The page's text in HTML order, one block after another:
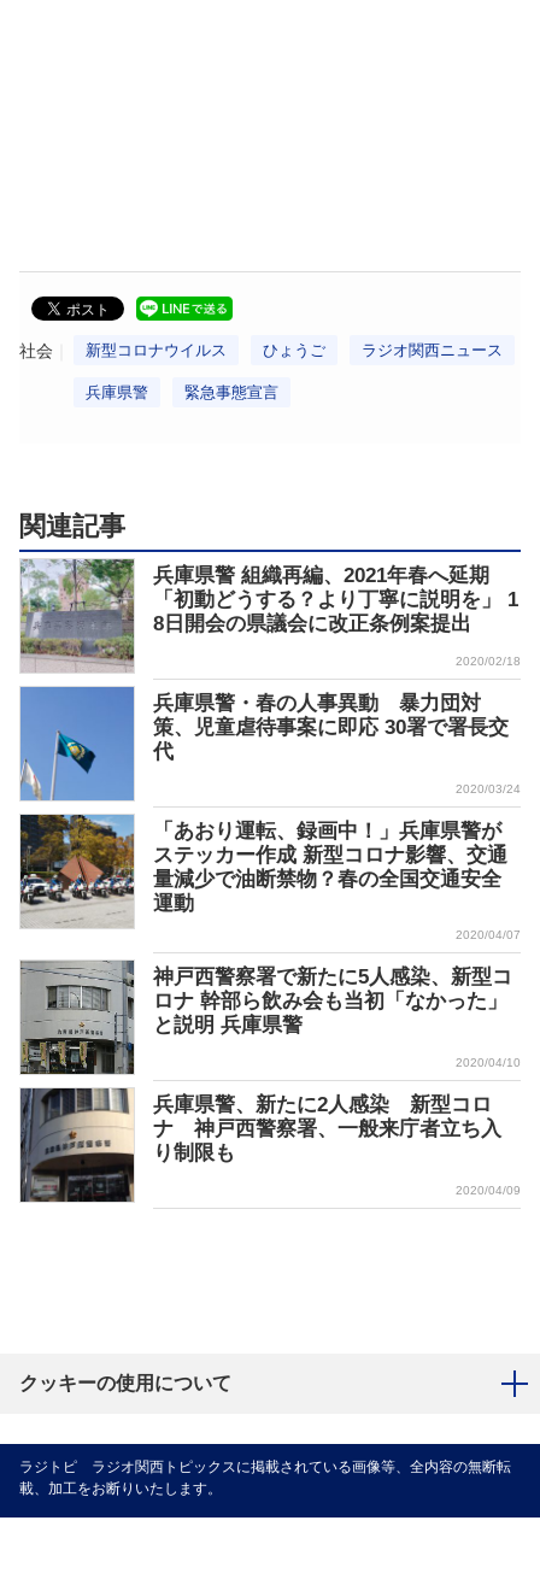
社会 新型コロナウイルス ひょうご ラジオ関西ニュース
兵庫県警 緊急事態宣言
関連記事
兵庫県警 組織再編、2021年春へ延期
「初動どうする？より丁寧に説明を」 1
8日開会の県議会に改正条例案提出
2020/02/18
兵庫県警・春の人事異動 暴力団対
策、児童虐待事案に即応 30署で署長交
代
2020/03/24
「あおり運転、録画中！」兵庫県警が
ステッカー作成 新型コロナ影響、交通
量減少で油断禁物？春の全国交通安全
運動
2020/04/07
神戸西警察署で新たに5人感染、新型コ
ロナ 幹部ら飲み会も当初「なかった」
と説明 兵庫県警
2020/04/10
兵庫県警、新たに2人感染 新型コロ
ナ 神戸西警察署、一般来庁者立ち入
り制限も
2020/04/09
クッキーの使用について
ラジトピ ラジオ関西トピックスに掲載されている画像等、全内容の無断転
載、加工をお断りいたします。